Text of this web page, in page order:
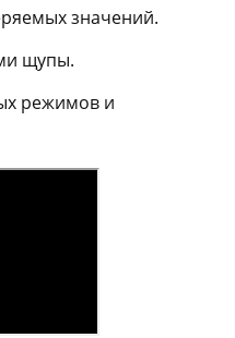
значений.
щупы.
режимов и